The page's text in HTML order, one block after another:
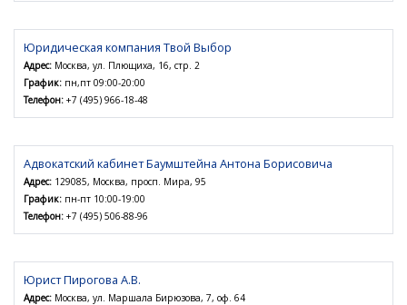
Юридическая компания Твой Выбор
Адрес: Москва, ул. Плющиха, 16, стр. 2
График: пн,пт 09:00-20:00
Телефон: +7 (495) 966-18-48
Адвокатский кабинет Баумштейна Антона Борисовича
Адрес: 129085, Москва, просп. Мира, 95
График: пн-пт 10:00-19:00
Телефон: +7 (495) 506-88-96
Юрист Пирогова А.В.
Адрес: Москва, ул. Маршала Бирюзова, 7, оф. 64